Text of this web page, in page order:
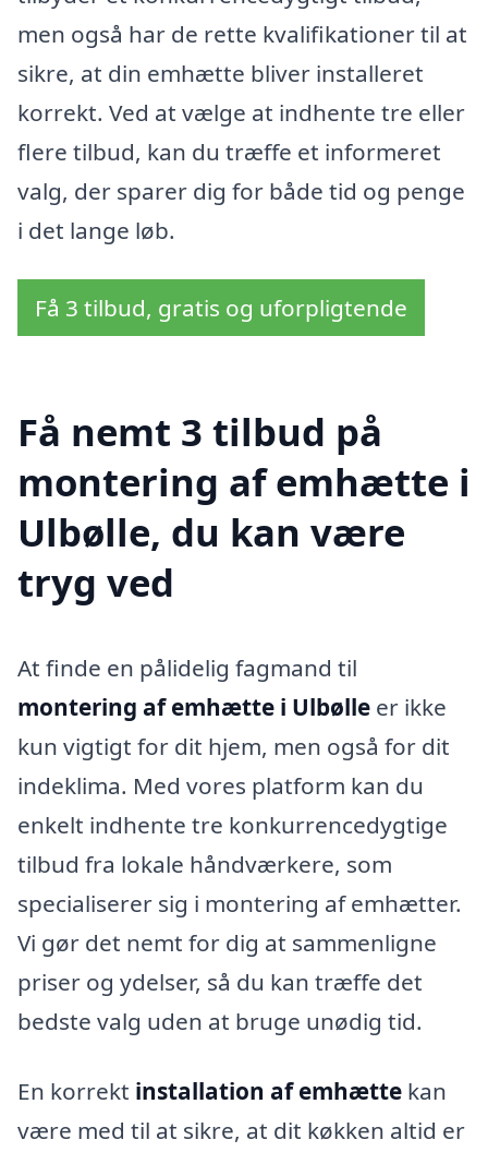
men også har de rette kvalifikationer til at
sikre, at din emhætte bliver installeret
korrekt. Ved at vælge at indhente tre eller
flere tilbud, kan du træffe et informeret
valg, der sparer dig for både tid og penge
i det lange løb.
Få 3 tilbud, gratis og uforpligtende
Få nemt 3 tilbud på
montering af emhætte i
Ulbølle, du kan være
tryg ved
At finde en pålidelig fagmand til
montering af emhætte i Ulbølle er ikke
kun vigtigt for dit hjem, men også for dit
indeklima. Med vores platform kan du
enkelt indhente tre konkurrencedygtige
tilbud fra lokale håndværkere, som
specialiserer sig i montering af emhætter.
Vi gør det nemt for dig at sammenligne
priser og ydelser, så du kan træffe det
bedste valg uden at bruge unødig tid.
En korrekt installation af emhætte kan
være med til at sikre, at dit køkken altid er